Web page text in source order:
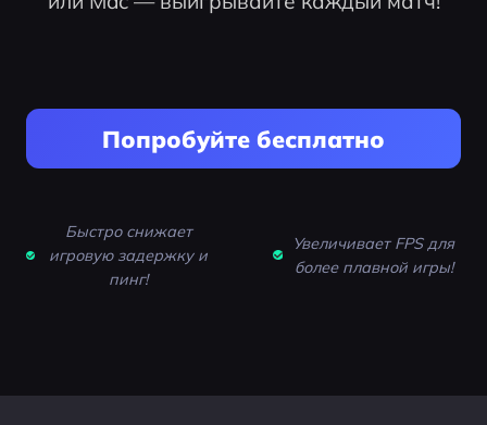
Попробуйте бесплатно
Быстро снижает
игровую задержку и
пинг!
Увеличивает FPS для
более плавной игры!